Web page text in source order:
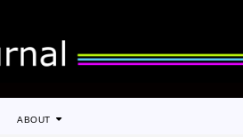
ABOUT